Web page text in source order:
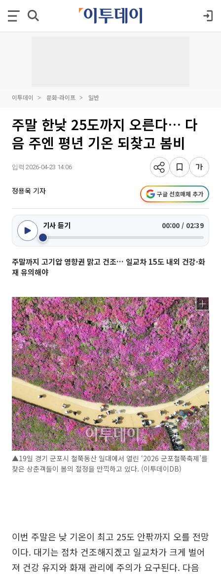
이투데이 문화·라이프 일반
주말 한낮 25도까지 오른다… 다
음 주엔 평년 기온 되찾고 봄비
입력 2026-04-23 14:06
정용욱 기자 구글 선호매체 추가
기사 듣기 00:00 / 02:39
주말까지 고기압 영향권 맑고 건조… 일교차 15도 내외 건강·화
재 유의해야
▲19일 경기 군포시 철쭉동산 일대에서 열린 ‘2026 군포철쭉축제’를
찾은 상춘객들이 봄의 절정을 만끽하고 있다. (이투데이DB)
이번 주말은 낮 기온이 최고 25도 안팎까지 오를 전망
이다. 대기는 점차 건조해지겠고 일교차가 크게 벌어
져 건강 유지와 화재 관리에 주의가 요구된다. 다음